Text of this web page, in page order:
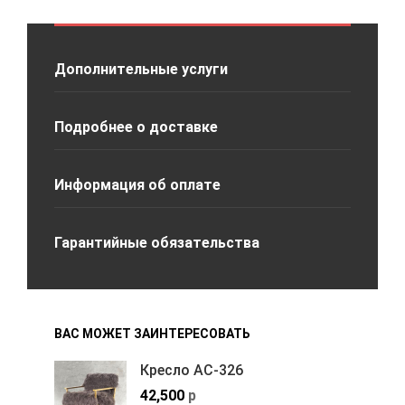
Дополнительные услуги
Подробнее о доставке
Информация об оплате
Гарантийные обязательства
ВАС МОЖЕТ ЗАИНТЕРЕСОВАТЬ
Кресло АС-326
42,500 р